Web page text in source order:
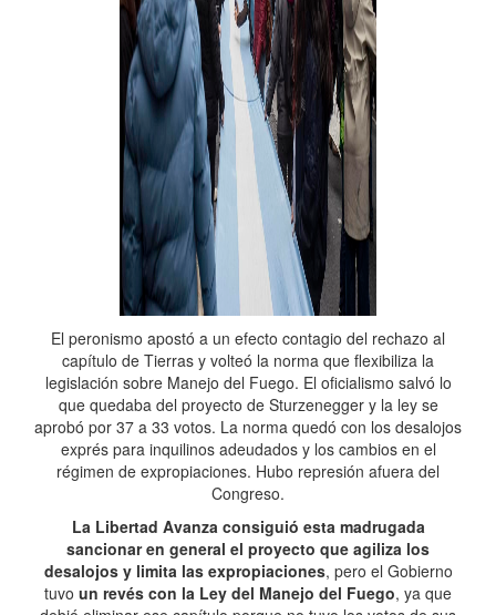
El peronismo apostó a un efecto contagio del rechazo al
capítulo de Tierras y volteó la norma que flexibiliza la
legislación sobre Manejo del Fuego. El oficialismo salvó lo
que quedaba del proyecto de Sturzenegger y la ley se
aprobó por 37 a 33 votos. La norma quedó con los desalojos
exprés para inquilinos adeudados y los cambios en el
régimen de expropiaciones. Hubo represión afuera del
Congreso.
La Libertad Avanza consiguió esta madrugada
sancionar en general el proyecto que agiliza los
desalojos y limita las expropiaciones, pero el Gobierno
tuvo un revés con la Ley del Manejo del Fuego, ya que